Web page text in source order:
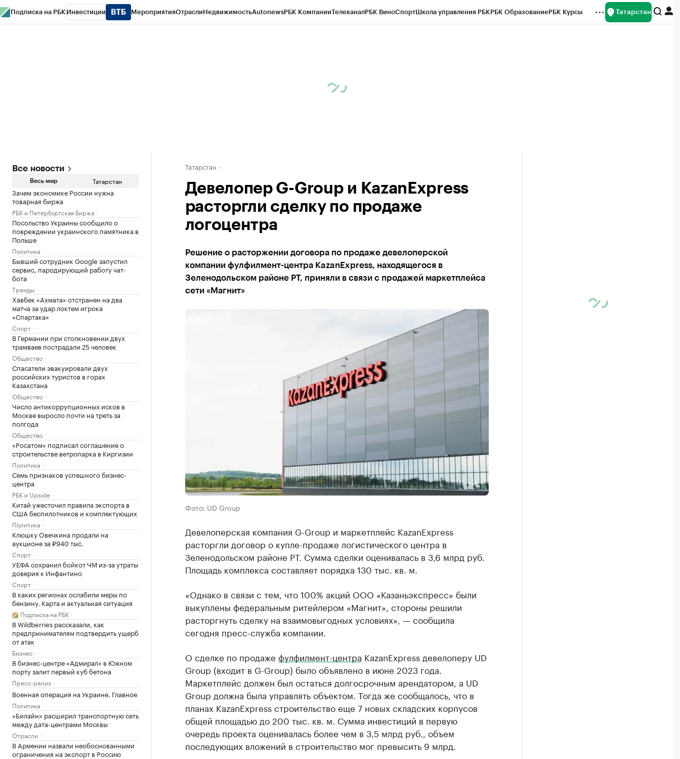
Подписка на РБК Инвестиции МероприятияОтраслиНедвижимостьAutonewsРБК КомпанииТелеканалРБК ВиноСпортШкола управления РБКРБК ОбразованиеРБК Курсы Татарстан
Все новости
Весь мир Татарстан
Зачем экономике России нужна
товарная биржа
РБК и Петербургская Биржа
Посольство Украины сообщило о
повреждении украинского памятника в
Польше
Политика
Бывший сотрудник Google запустил
сервис, пародирующий работу чат-
бота
Тренды
Хавбек «Ахмата» отстранен на два
матча за удар локтем игрока
«Спартака»
Спорт
В Германии при столкновении двух
трамваев пострадали 25 человек
Общество
Спасатели эвакуировали двух
российских туристов в горах
Казахстана
Общество
Число антикоррупционных исков в
Москве выросло почти на треть за
полгода
Общество
«Росатом» подписал соглашение о
строительстве ветропарка в Киргизии
Политика
Семь признаков успешного бизнес-
центра
РБК и Upside
Китай ужесточил правила экспорта в
США беспилотников и комплектующих
Политика
Клюшку Овечкина продали на
аукционе за ₽940 тыс.
Спорт
УЕФА сохранил бойкот ЧМ из-за утраты
доверия к Инфантино
Спорт
В каких регионах ослабили меры по
бензину. Карта и актуальная ситуация
Подписка на РБК
В Wildberries рассказали, как
предпринимателям подтвердить ущерб
от атак
Бизнес
В бизнес-центре «Адмирал» в Южном
порту залит первый куб бетона
Пресс-релиз
Военная операция на Украине. Главное
Политика
«Билайн» расширил транспортную сеть
между дата-центрами Москвы
Отрасли
В Армении назвали необоснованными
ограничения на экспорт в Россию
Татарстан
Девелопер G-Group и KazanExpress
расторгли сделку по продаже
логоцентра
Решение о расторжении договора по продаже девелоперской
компании фулфилмент-центра KazanExpress, находящегося в
Зеленодольском районе РТ, приняли в связи с продажей маркетплейса
сети «Магнит»
Фото: UD Group
Девелоперская компания G-Group и маркетплейс KazanExpress
расторгли договор о купле-продаже логистического центра в
Зеленодольском районе РТ. Сумма сделки оценивалась в 3,6 млрд руб.
Площадь комплекса составляет порядка 130 тыс. кв. м.
«Однако в связи с тем, что 100% акций ООО «Казаньэкспресс» были
выкуплены федеральным ритейлером «Магнит», стороны решили
расторгнуть сделку на взаимовыгодных условиях», — сообщила
сегодня пресс-служба компании.
О сделке по продаже фулфилмент-центра KazanExpress девелоперу UD
Group (входит в G-Group) было объявлено в июне 2023 года.
Маркетплейс должен был остаться долгосрочным арендатором, а UD
Group должна была управлять объектом. Тогда же сообщалось, что в
планах KazanExpress строительство еще 7 новых складских корпусов
общей площадью до 200 тыс. кв. м. Сумма инвестиций в первую
очередь проекта оценивалась более чем в 3,5 млрд руб., объем
последующих вложений в строительство мог превысить 9 млрд.